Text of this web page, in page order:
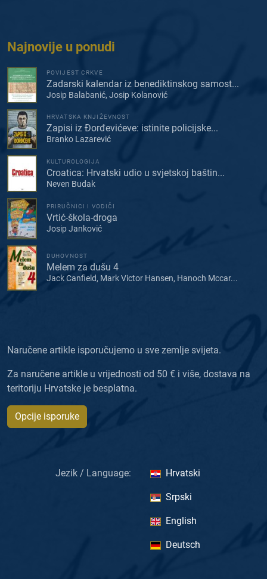
Najnovije u ponudi
POVIJEST CRKVE
Zadarski kalendar iz benediktinskog samost...
Josip Balabanić, Josip Kolanović
HRVATSKA KNJIŽEVNOST
Zapisi iz Đorđevićeve: istinite policijske...
Branko Lazarević
KULTUROLOGIJA
Croatica: Hrvatski udio u svjetskoj baštin...
Neven Budak
PRIRUČNICI I VODIČI
Vrtić-škola-droga
Josip Janković
DUHOVNOST
Melem za dušu 4
Jack Canfield, Mark Victor Hansen, Hanoch Mccar...
Naručene artikle isporučujemo u sve zemlje svijeta.
Za naručene artikle u vrijednosti od 50 € i više, dostava na
teritoriju Hrvatske je besplatna.
Opcije isporuke
Jezik / Language: Hrvatski
Srpski
English
Deutsch